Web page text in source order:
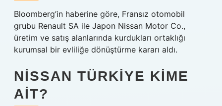
Bloomberg’in haberine göre, Fransız otomobil
grubu Renault SA ile Japon Nissan Motor Co.,
üretim ve satış alanlarında kurdukları ortaklığı
kurumsal bir evliliğe dönüştürme kararı aldı.
NISSAN TÜRKIYE KIME
AIT?